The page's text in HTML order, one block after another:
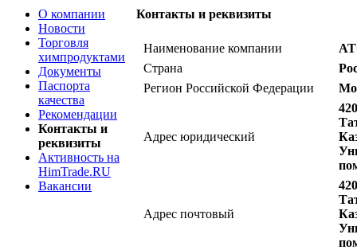
О компании
Новости
Торговля
химпродуктами
Документы
Паспорта
качества
Рекомендации
Контакты и
реквизиты
Активность на
HimTrade.RU
Вакансии
Контакты и реквизиты
Наименование компании
Страна
Регион Российской Федерации
Адрес юридический
Адрес почтовый